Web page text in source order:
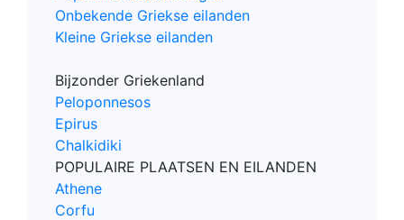
Onbekende Griekse eilanden
Kleine Griekse eilanden
Bijzonder Griekenland
Peloponnesos
Epirus
Chalkidiki
POPULAIRE PLAATSEN EN EILANDEN
Athene
Corfu